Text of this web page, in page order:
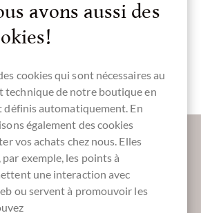
sur le bon chocolat?
ici pour notre SchokoNEWS:
avons aussi des
cookies qui sont nécessaires au
technique de notre boutique en
définis automatiquement. En
également des cookies
vos achats chez nous. Elles
exemple, les points à
une interaction avec
ou servent à promouvoir les